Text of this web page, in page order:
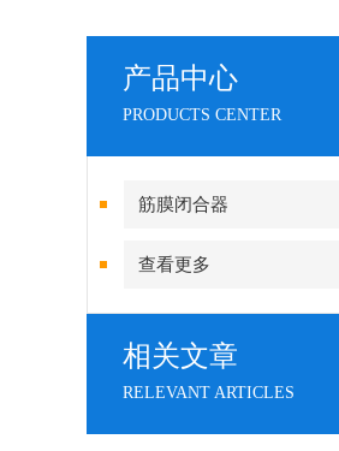
产品中心
PRODUCTS CENTER
筋膜闭合器
查看更多
相关文章
RELEVANT ARTICLES